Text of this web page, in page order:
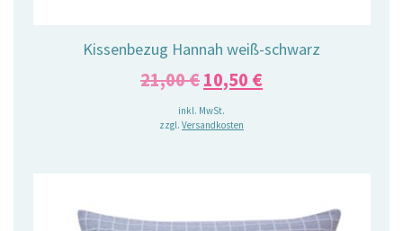
Kissenbezug Hannah weiß-schwarz
21,00€Ursprünglicher
Preis
war:
10,50 €Aktueller
inkl. MwSt.
zzgl. Versandkosten